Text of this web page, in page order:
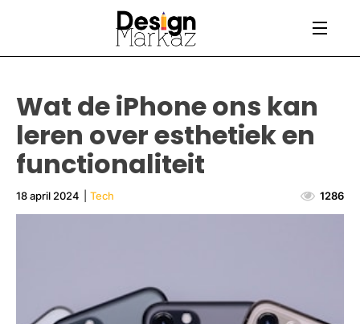
Wat de iPhone ons kan
leren over esthetiek en
functionaliteit
18 april 2024 Tech 1286